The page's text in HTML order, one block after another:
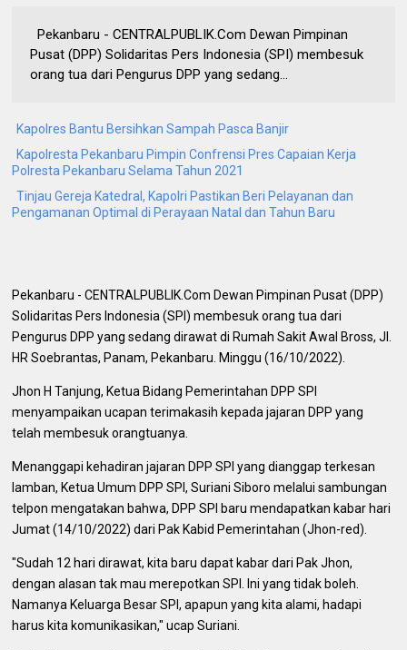
Pekanbaru - CENTRALPUBLIK.Com Dewan Pimpinan
Pusat (DPP) Solidaritas Pers Indonesia (SPI) membesuk
orang tua dari Pengurus DPP yang sedang...
Kapolres Bantu Bersihkan Sampah Pasca Banjir
Kapolresta Pekanbaru Pimpin Confrensi Pres Capaian Kerja
Polresta Pekanbaru Selama Tahun 2021
Tinjau Gereja Katedral, Kapolri Pastikan Beri Pelayanan dan
Pengamanan Optimal di Perayaan Natal dan Tahun Baru
Pekanbaru - CENTRALPUBLIK.Com Dewan Pimpinan Pusat (DPP)
Solidaritas Pers Indonesia (SPI) membesuk orang tua dari
Pengurus DPP yang sedang dirawat di Rumah Sakit Awal Bross, Jl.
HR Soebrantas, Panam, Pekanbaru. Minggu (16/10/2022).
Jhon H Tanjung, Ketua Bidang Pemerintahan DPP SPI
menyampaikan ucapan terimakasih kepada jajaran DPP yang
telah membesuk orangtuanya.
Menanggapi kehadiran jajaran DPP SPI yang dianggap terkesan
lamban, Ketua Umum DPP SPI, Suriani Siboro melalui sambungan
telpon mengatakan bahwa, DPP SPI baru mendapatkan kabar hari
Jumat (14/10/2022) dari Pak Kabid Pemerintahan (Jhon-red).
"Sudah 12 hari dirawat, kita baru dapat kabar dari Pak Jhon,
dengan alasan tak mau merepotkan SPI. Ini yang tidak boleh.
Namanya Keluarga Besar SPI, apapun yang kita alami, hadapi
harus kita komunikasikan," ucap Suriani.